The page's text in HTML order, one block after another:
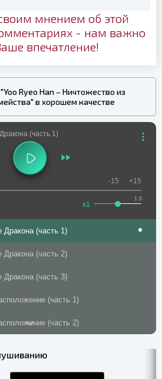
мнением об этой
- нам важно
впечатление!
Ryeo Han – Ничтожество из
в хорошем качестве
(часть 1)
1.0
x1
-15 +15
Дракона (часть 1)
Дракона (часть 2)
Дракона (часть 3)
(часть 1)
(часть 2)